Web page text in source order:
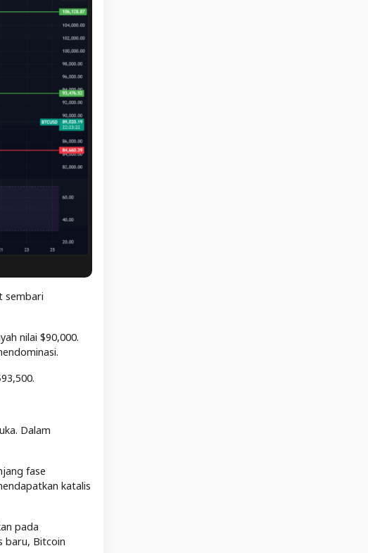
sembari
nilai $90,000.
Dalam
fase
katalis
pada
baru, Bitcoin